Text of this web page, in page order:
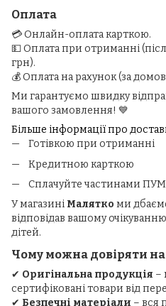
Оплата
💳 Онлайн-оплата карткою.
💵 Оплата при отриманні
грн).
💰 Оплата на рахунок (за
Ми гарантуємо швидку
вашого замовлення! 💙
Більше інформації про
Готівкою при отриманні
Кредитною карткою
Сплачуйте частинами
У магазині Малятко ми
відповідав вашому
дітей.
Чому можна довіряти
✔ Оригінальна продукція –
сертифіковані товари від
✔ Безпечні матеріали – вся